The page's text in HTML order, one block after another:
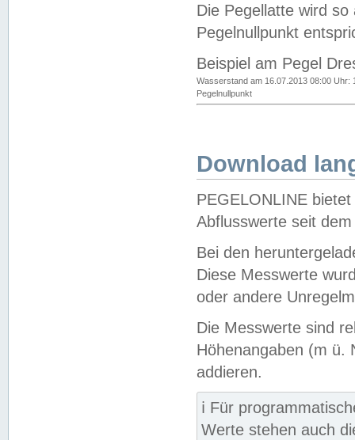
Die Pegellatte wird
Pegelnullpunkt
Beispiel am Pegel
Wasserstand am 16.07.2013 08:00 Uhr:
Pegelnullpunkt
Download
PEGELONLINE
Abflusswerte seit
Bei den
Diese Messwerte
oder andere
Die Messwerte sind
Höhenangaben (m ü.
addieren.
ℹ️ Für
Werte stehen auch